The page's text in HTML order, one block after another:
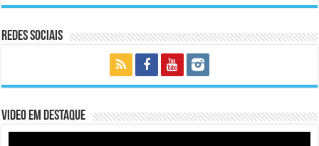
Redes Sociais
Video em Destaque